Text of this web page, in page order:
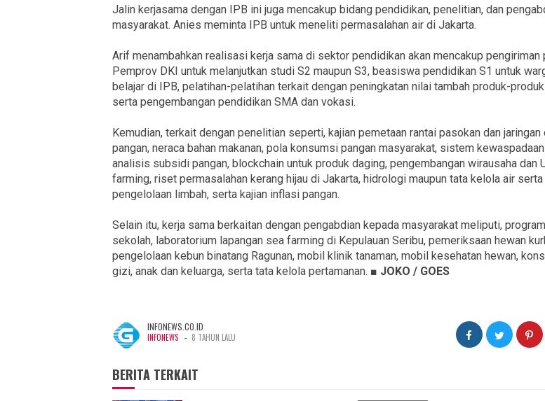
Jalin kerjasama dengan IPB ini juga mencakup bidang pendidikan, penelitian, dan
masyarakat. Anies meminta IPB untuk meneliti permasalahan air di Jakarta.
Arif menambahkan realisasi kerja sama di sektor pendidikan akan mencakup pengiriman
Pemprov DKI untuk melanjutkan studi S2 maupun S3, beasiswa pendidikan S1 untuk
belajar di IPB, pelatihan-pelatihan terkait dengan peningkatan nilai tambah produk-
serta pengembangan pendidikan SMA dan vokasi.
Kemudian, terkait dengan penelitian seperti, kajian pemetaan rantai pasokan dan
pangan, neraca bahan makanan, pola konsumsi pangan masyarakat, sistem
analisis subsidi pangan, blockchain untuk produk daging, pengembangan wirausaha dan
farming, riset permasalahan kerang hijau di Jakarta, hidrologi maupun tata kelola air serta
pengelolaan limbah, serta kajian inflasi pangan.
Selain itu, kerja sama berkaitan dengan pengabdian kepada masyarakat meliputi,
sekolah, laboratorium lapangan sea farming di Kepulauan Seribu, pemeriksaan hewan
pengelolaan kebun binatang Ragunan, mobil klinik tanaman, mobil kesehatan hewan,
gizi, anak dan keluarga, serta tata kelola pertamanan. ■ JOKO / GOES
INFONEWS.CO.ID
INFONEWS - 8 TAHUN LALU
BERITA TERKAIT